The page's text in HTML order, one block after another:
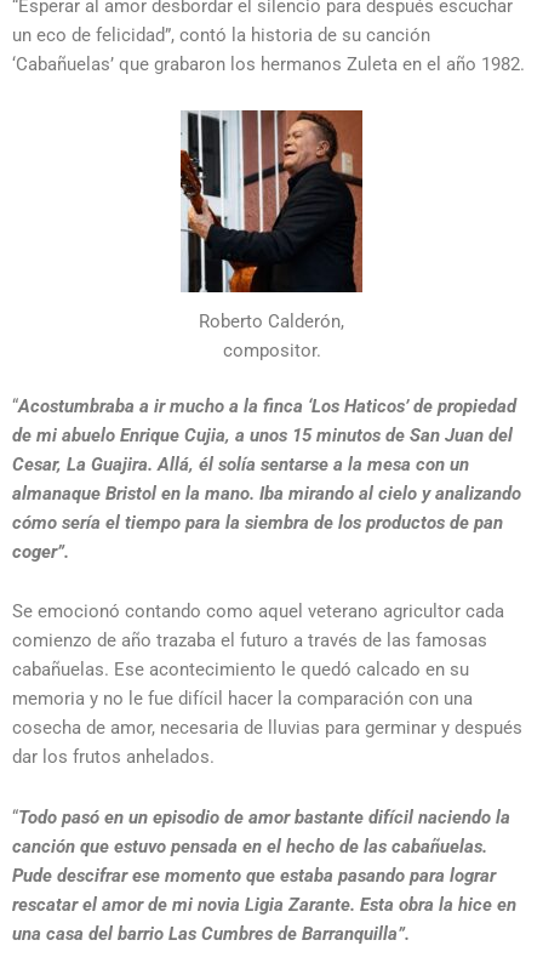
“Esperar al amor desbordar el silencio para después escuchar
un eco de felicidad”, contó la historia de su canción
‘Cabañuelas’ que grabaron los hermanos Zuleta en el año 1982.
Roberto Calderón,
compositor.
“Acostumbraba a ir mucho a la finca ‘Los Haticos’ de propiedad
de mi abuelo Enrique Cujia, a unos 15 minutos de San Juan del
Cesar, La Guajira. Allá, él solía sentarse a la mesa con un
almanaque Bristol en la mano. Iba mirando al cielo y analizando
cómo sería el tiempo para la siembra de los productos de pan
coger”.
Se emocionó contando como aquel veterano agricultor cada
comienzo de año trazaba el futuro a través de las famosas
cabañuelas. Ese acontecimiento le quedó calcado en su
memoria y no le fue difícil hacer la comparación con una
cosecha de amor, necesaria de lluvias para germinar y después
dar los frutos anhelados.
“Todo pasó en un episodio de amor bastante difícil naciendo la
canción que estuvo pensada en el hecho de las cabañuelas.
Pude descifrar ese momento que estaba pasando para lograr
rescatar el amor de mi novia Ligia Zarante. Esta obra la hice en
una casa del barrio Las Cumbres de Barranquilla”.